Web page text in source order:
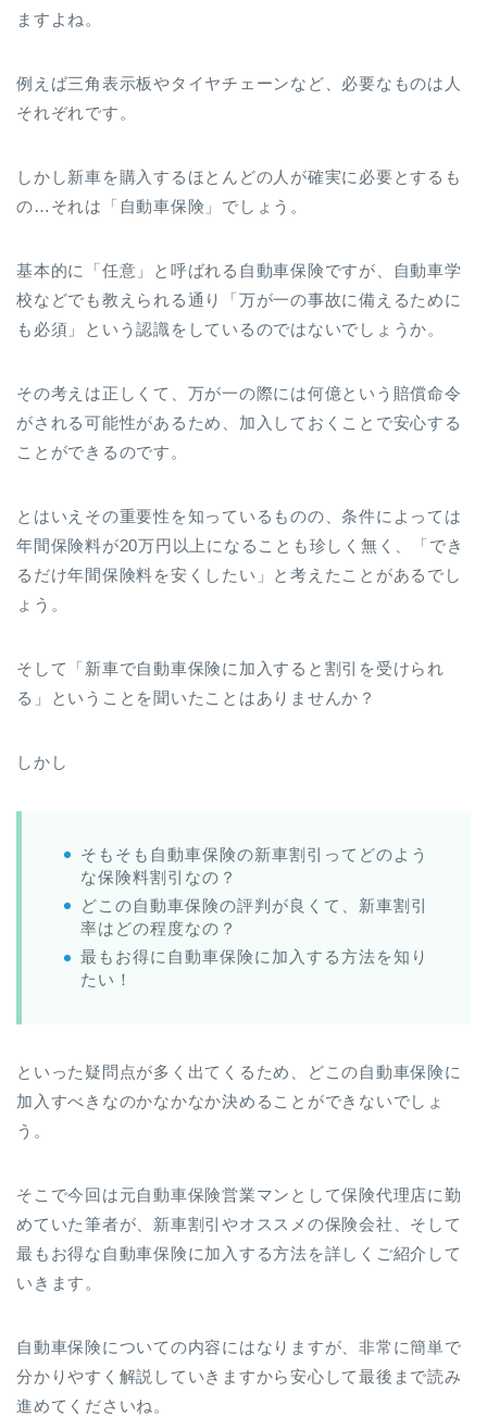
ますよね。
例えば三角表示板やタイヤチェーンなど、必要なものは人
それぞれです。
しかし新車を購入するほとんどの人が確実に必要とするも
の…それは「自動車保険」でしょう。
基本的に「任意」と呼ばれる自動車保険ですが、自動車学
校などでも教えられる通り「万が一の事故に備えるために
も必須」という認識をしているのではないでしょうか。
その考えは正しくて、万が一の際には何億という賠償命令
がされる可能性があるため、加入しておくことで安心する
ことができるのです。
とはいえその重要性を知っているものの、条件によっては
年間保険料が20万円以上になることも珍しく無く、「でき
るだけ年間保険料を安くしたい」と考えたことがあるでし
ょう。
そして「新車で自動車保険に加入すると割引を受けられ
る」ということを聞いたことはありませんか？
しかし
そもそも自動車保険の新車割引ってどのよう
な保険料割引なの？
どこの自動車保険の評判が良くて、新車割引
率はどの程度なの？
最もお得に自動車保険に加入する方法を知り
たい！
といった疑問点が多く出てくるため、どこの自動車保険に
加入すべきなのかなかなか決めることができないでしょ
う。
そこで今回は元自動車保険営業マンとして保険代理店に勤
めていた筆者が、新車割引やオススメの保険会社、そして
最もお得な自動車保険に加入する方法を詳しくご紹介して
いきます。
自動車保険についての内容にはなりますが、非常に簡単で
分かりやすく解説していきますから安心して最後まで読み
進めてくださいね。